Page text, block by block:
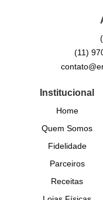
(11)
Institucional
Home
Quem Somos
Fidelidade
Parceiros
Receitas